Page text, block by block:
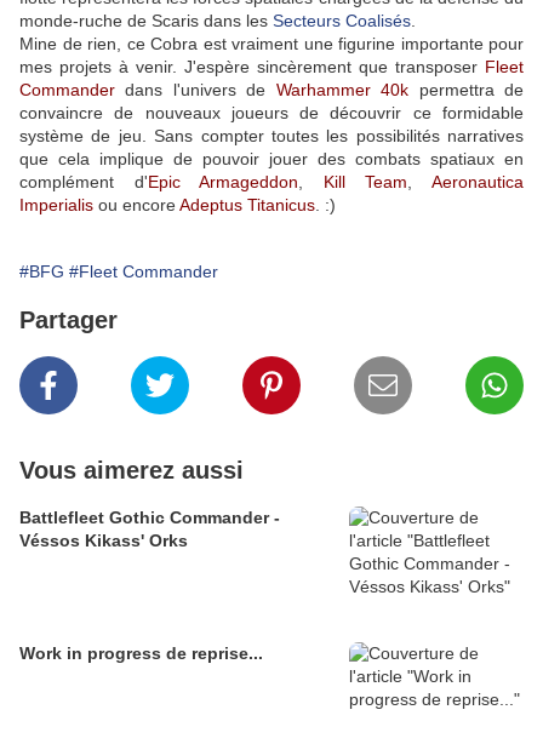
monde-ruche de Scaris dans les Secteurs Coalisés
Mine de rien, ce Cobra est vraiment une figurine importante pour
mes projets à venir. J'espère sincèrement que transposer Fleet
Commander dans l'univers de Warhammer 40k permettra de
convaincre de nouveaux joueurs de découvrir ce formidable
système de jeu. Sans compter toutes les possibilités narratives
que cela implique de pouvoir jouer des combats spatiaux en
complément d'Epic Armageddon Kill Team ,Aeronautica
Imperialis ou encoreAdeptus Titanicus . :)
#BFG #Fleet Commander
Partager
Vous aimerez aussi
Battlefleet Gothic Commander -
Véssos Kikass' Orks
Work in progress de reprise...